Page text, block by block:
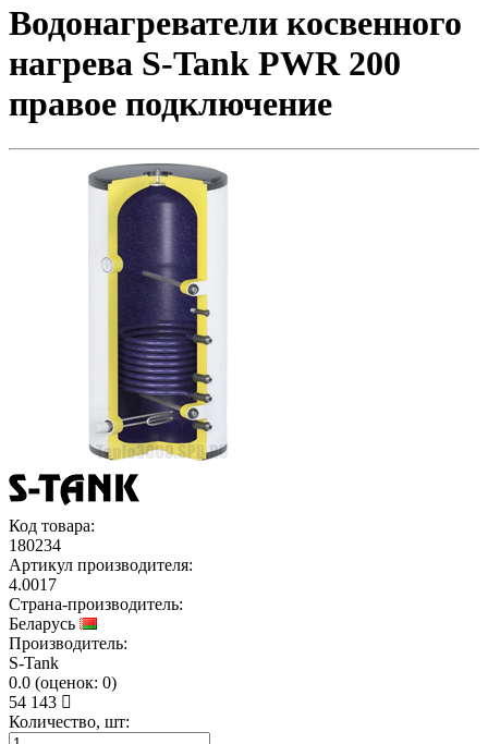
Водонагреватели косвенного
нагрева S-Tank PWR 200
правое подключение
Код товара:
180234
Артикул производителя:
4.0017
Страна-производитель:
Беларусь
Производитель:
S-Tank
0.0 (оценок: 0)
54 143
Количество, шт: